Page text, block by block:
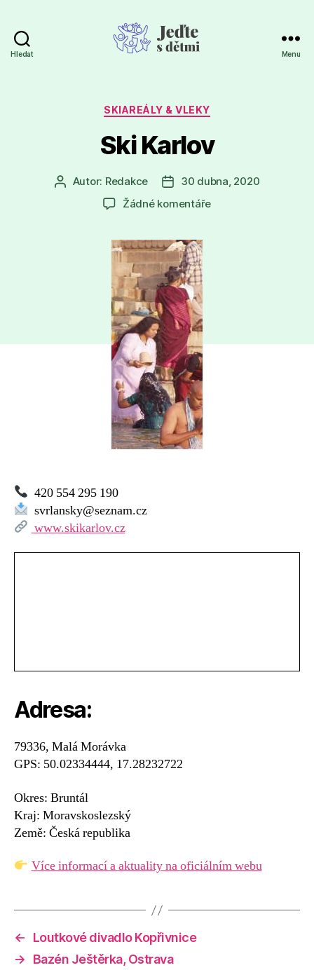
Hledat Menu
Rubriky
SKIAREÁLY & VLEKY
Ski Karlov
Autor
příspěvku
Autor: Redakce
Datum
příspěvku
30 dubna, 2020
Žádné komentářeu
420 554 295 190
svrlansky@seznam.cz
www.skikarlov.cz
Adresa:
79336, Malá Morávka
GPS: 50.02334444, 17.28232722
Okres: Bruntál
Kraj: Moravskoslezský
Země: Česká republika
Více informací a aktuality na oficiálním webu
←
Loutkové divadlo Kopřivnice
→
Bazén Ještěrka, Ostrava